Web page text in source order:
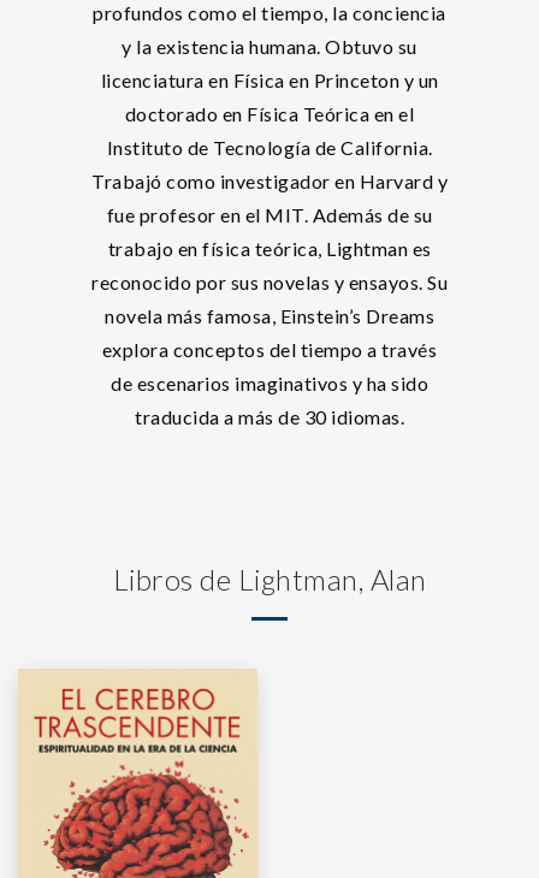
profundos como el tiempo, la conciencia
y la existencia humana. Obtuvo su
licenciatura en Física en Princeton y un
doctorado en Física Teórica en el
Instituto de Tecnología de California.
Trabajó como investigador en Harvard y
fue profesor en el MIT. Además de su
trabajo en física teórica, Lightman es
reconocido por sus novelas y ensayos. Su
novela más famosa, Einstein’s Dreams
explora conceptos del tiempo a través
de escenarios imaginativos y ha sido
traducida a más de 30 idiomas.
Libros de Lightman, Alan